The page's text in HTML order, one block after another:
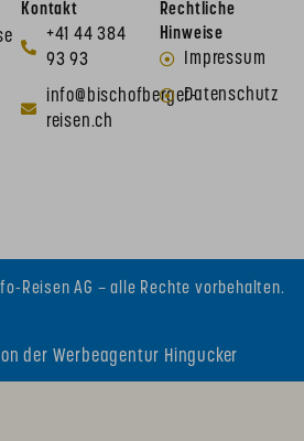
Kontakt
+41 44 384
93 93
info@bischofberger-
reisen.ch
Rechtliche
Hinweise
Impressum
Datenschutz
Reisen AG – alle Rechte vorbehalten.
der Werbeagentur Hingucker